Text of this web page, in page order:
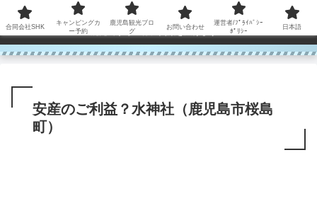
コンテンツへスキップ
鹿児島から世界に笑顔を広げます！
安産のご利益？水神社（鹿児島市桜島
町）
合同会社SHK
キャンピングカ
ー予約
鹿児島観光ブロ
グ
お問い合わせ
運営者/ﾌﾟﾗｲﾊﾞｼｰ
ﾎﾟﾘｼｰ
日本語